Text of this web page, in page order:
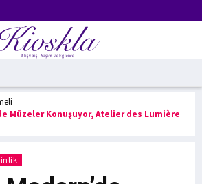
Müzeler Konuşuyor, Atelier des Lumière